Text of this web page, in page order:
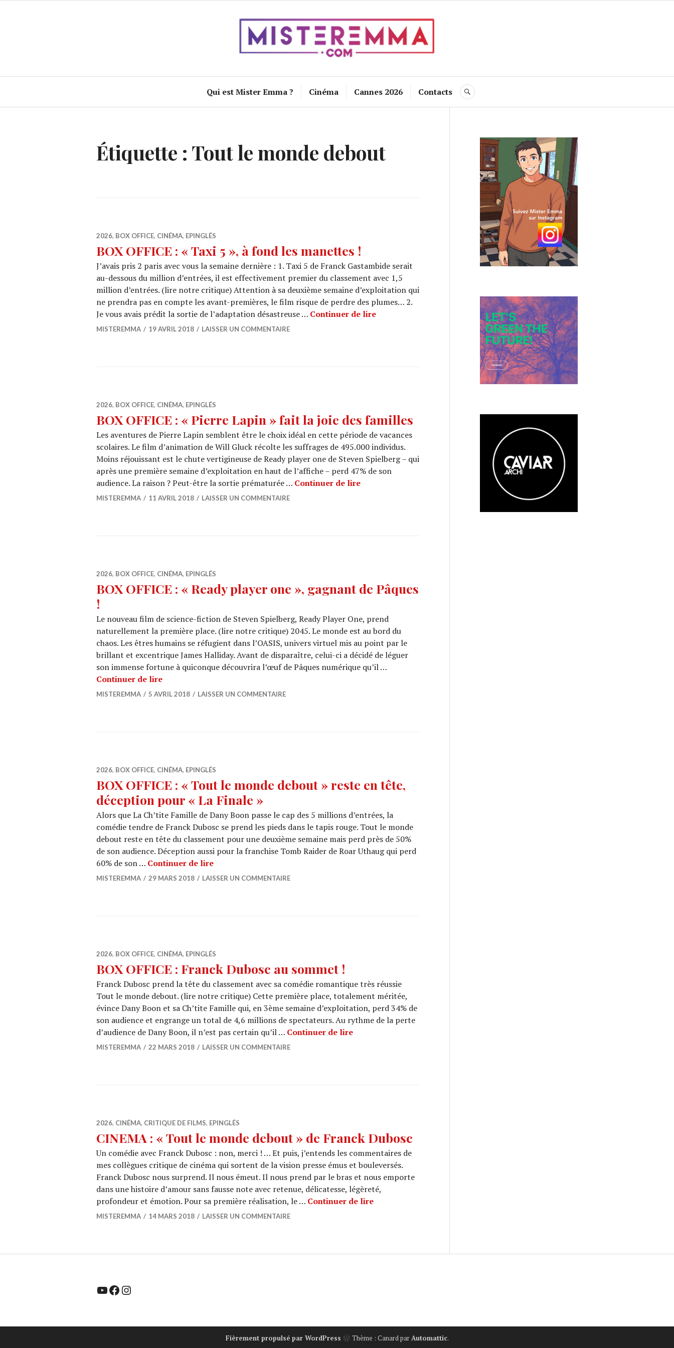
Qui est Mister Emma ? Cinéma Cannes 2026 Contacts RECHERCHE
Étiquette : Tout le monde debout
2026, BOX OFFICE, CINÉMA, EPINGLÉS
BOX OFFICE : « Taxi 5 », à fond les manettes !
J’avais pris 2 paris avec vous la semaine dernière : 1. Taxi 5 de Franck Gastambide serait
au-dessous du million d’entrées, il est effectivement premier du classement avec 1,5
million d’entrées. (lire notre critique) Attention à sa deuxième semaine d’exploitation qui
ne prendra pas en compte les avant-premières, le film risque de perdre des plumes… 2.
Je vous avais prédit la sortie de l’adaptation désastreuse … Continuer de lireBOX OFFICE : « Taxi 5 », à fond les manettes !
MISTEREMMA 19 AVRIL 2018 LAISSER UN COMMENTAIRE
2026, BOX OFFICE, CINÉMA, EPINGLÉS
BOX OFFICE : « Pierre Lapin » fait la joie des familles
Les aventures de Pierre Lapin semblent être le choix idéal en cette période de vacances
scolaires. Le film d’animation de Will Gluck récolte les suffrages de 495.000 individus.
Moins réjouissant est le chute vertigineuse de Ready player one de Steven Spielberg – qui
après une première semaine d’exploitation en haut de l’affiche – perd 47% de son
audience. La raison ? Peut-être la sortie prématurée … Continuer de lireBOX OFFICE : « Pierre Lapin » fait la joie des familles
MISTEREMMA 11 AVRIL 2018 LAISSER UN COMMENTAIRE
2026, BOX OFFICE, CINÉMA, EPINGLÉS
BOX OFFICE : « Ready player one », gagnant de Pâques
!
Le nouveau film de science-fiction de Steven Spielberg, Ready Player One, prend
naturellement la première place. (lire notre critique) 2045. Le monde est au bord du
chaos. Les êtres humains se réfugient dans l’OASIS, univers virtuel mis au point par le
brillant et excentrique James Halliday. Avant de disparaître, celui-ci a décidé de léguer
son immense fortune à quiconque découvrira l’œuf de Pâques numérique qu’il …
Continuer de lireBOX OFFICE : « Ready player one », gagnant de Pâques !
MISTEREMMA 5 AVRIL 2018 LAISSER UN COMMENTAIRE
2026, BOX OFFICE, CINÉMA, EPINGLÉS
BOX OFFICE : « Tout le monde debout » reste en tête,
déception pour « La Finale »
Alors que La Ch’tite Famille de Dany Boon passe le cap des 5 millions d’entrées, la
comédie tendre de Franck Dubosc se prend les pieds dans le tapis rouge. Tout le monde
debout reste en tête du classement pour une deuxième semaine mais perd près de 50%
de son audience. Déception aussi pour la franchise Tomb Raider de Roar Uthaug qui perd
60% de son … Continuer de lireBOX OFFICE : « Tout le monde debout » reste en tête, déception pour « La Finale »
MISTEREMMA 29 MARS 2018 LAISSER UN COMMENTAIRE
2026, BOX OFFICE, CINÉMA, EPINGLÉS
BOX OFFICE : Franck Dubosc au sommet !
Franck Dubosc prend la tête du classement avec sa comédie romantique très réussie
Tout le monde debout. (lire notre critique) Cette première place, totalement méritée,
évince Dany Boon et sa Ch’tite Famille qui, en 3ème semaine d’exploitation, perd 34% de
son audience et engrange un total de 4,6 millions de spectateurs. Au rythme de la perte
d’audience de Dany Boon, il n’est pas certain qu’il … Continuer de lireBOX OFFICE : Franck Dubosc au sommet !
MISTEREMMA 22 MARS 2018 LAISSER UN COMMENTAIRE
2026, CINÉMA, CRITIQUE DE FILMS, EPINGLÉS
CINEMA : « Tout le monde debout » de Franck Dubosc
Un comédie avec Franck Dubosc : non, merci ! … Et puis, j’entends les commentaires de
mes collègues critique de cinéma qui sortent de la vision presse émus et bouleversés.
Franck Dubosc nous surprend. Il nous émeut. Il nous prend par le bras et nous emporte
dans une histoire d’amour sans fausse note avec retenue, délicatesse, légèreté,
profondeur et émotion. Pour sa première réalisation, le … Continuer de lireCINEMA : « Tout le monde debout » de Franck Dubosc
MISTEREMMA 14 MARS 2018 LAISSER UN COMMENTAIRE
YouTube Facebook Instagram
Fièrement propulsé par WordPress Thème : Canard par Automattic.